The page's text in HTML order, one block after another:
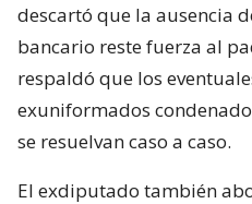
descartó que la ausencia
bancario reste fuerza al
respaldó que los
exuniformados
se resuelvan caso a caso.
El exdiputado también